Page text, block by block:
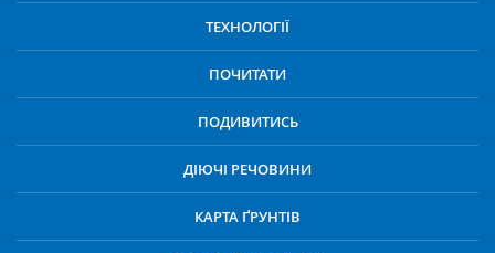
ТЕХНОЛОГІЇ
ПОЧИТАТИ
ПОДИВИТИСЬ
ДІЮЧІ РЕЧОВИНИ
КАРТА ҐРУНТІВ